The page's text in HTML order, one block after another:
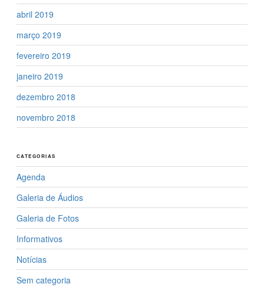
abril 2019
março 2019
fevereiro 2019
janeiro 2019
dezembro 2018
novembro 2018
CATEGORIAS
Agenda
Galeria de Áudios
Galeria de Fotos
Informativos
Notícias
Sem categoria